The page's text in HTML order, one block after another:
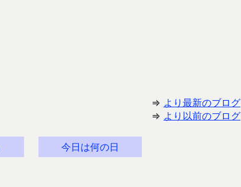
⇒ より最新のブログ
⇒ より以前のブログ
今日は何の日